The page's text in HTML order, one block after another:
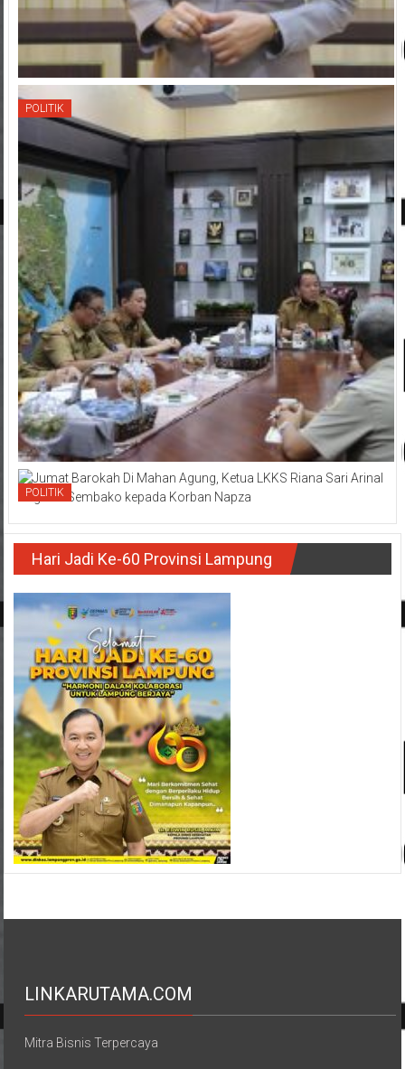
POLITIK
POLITIK
Hari Jadi Ke-60 Provinsi Lampung
LINKARUTAMA.COM
Mitra Bisnis Terpercaya